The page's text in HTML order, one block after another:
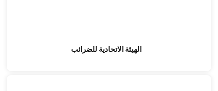
الهيئة الاتحادية للضرائب